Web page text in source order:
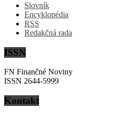
Slovník
Encyklopédia
RSS
Redakčná rada
ISSN
FN Finančné Noviny
ISSN 2644-5999
Kontakt